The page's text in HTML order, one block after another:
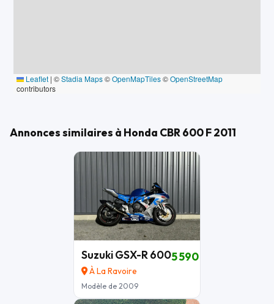
Leaflet | ©Stadia Maps©OpenMapTiles©OpenStreetMap
contributors
Annonces similaires à Honda CBR 600 F 2011
Suzuki GSX-R 600
À La Ravoire
Modèle de 2009
5 590 €